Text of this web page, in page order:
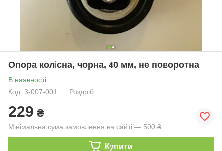
Опора колісна, чорна, 40 мм, не поворотна
В наявності
Код: 3-007-001
Роздріб
229 ₴
Мінімальна сума замовлення на сайті — 500 ₴
Купити